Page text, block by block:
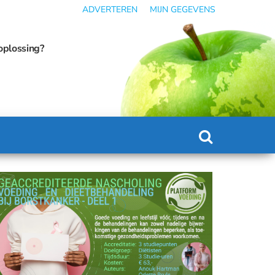
ADVERTEREN MIJN GEGEVENS
kan omslaan in ondervoeding